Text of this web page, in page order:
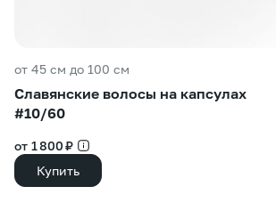
от 45 см до 100 см
Славянские волосы на капсулах
#10/60
от 1 800 ₽
Купить